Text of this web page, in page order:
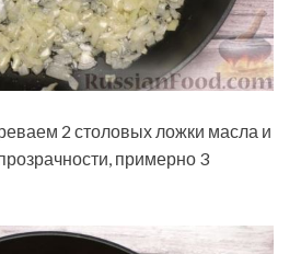
2 столовых ложки масла и
примерно 3